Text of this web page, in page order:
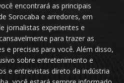
encontrará as principais
Sorocaba e arredores, em
jornalistas experientes e
para trazer as
e precisas para você. Além disso,
sobre entretenimento e
e entrevistas direto da indústria